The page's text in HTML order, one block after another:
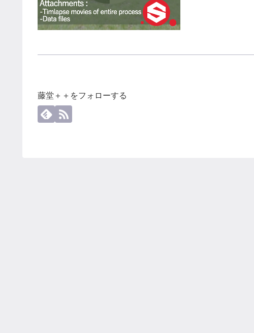
藤堂＋＋をフォローする